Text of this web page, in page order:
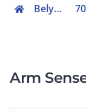
Belysning (70-83)
Arm